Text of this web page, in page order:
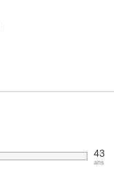
43
ans